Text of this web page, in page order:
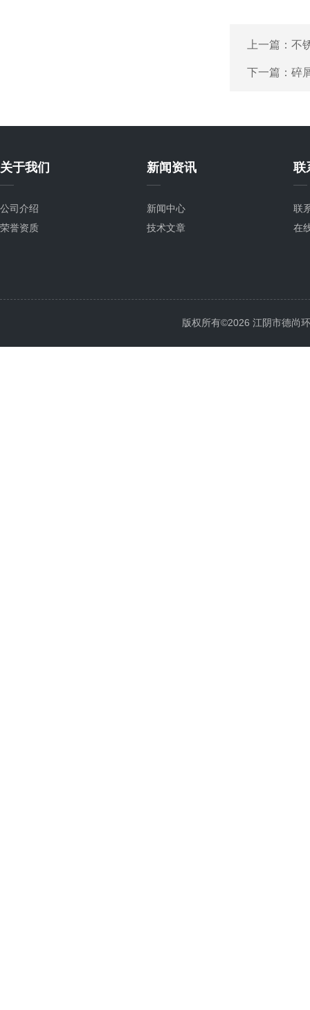
上一篇： 不
下一篇： 碎
关于我们
公司介绍
荣誉资质
新闻资讯
新闻中心
技术文章
联
联
在
版权所有©2026 江阴市德尚